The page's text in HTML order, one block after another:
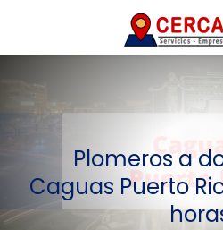
Plomeros a
Caguas Puerto